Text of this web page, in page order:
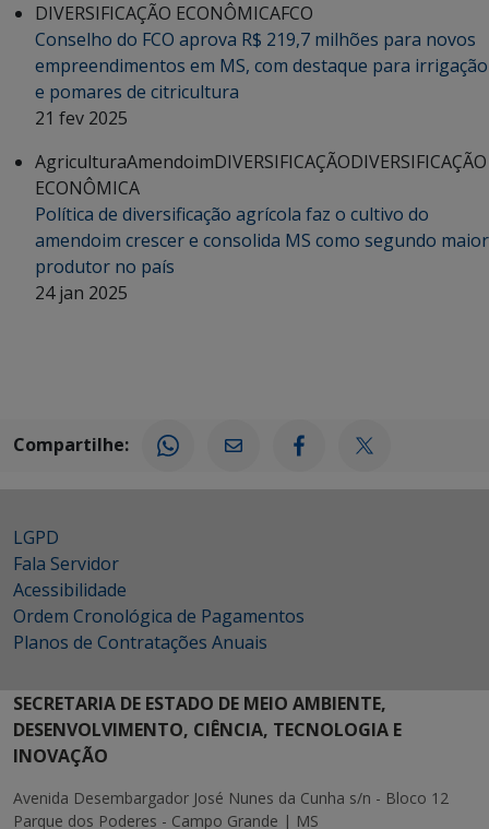
DIVERSIFICAÇÃO ECONÔMICAFCO
Conselho do FCO aprova R$ 219,7 milhões para novos
empreendimentos em MS, com destaque para irrigação
e pomares de citricultura
21 fev 2025
AgriculturaAmendoimDIVERSIFICAÇÃODIVERSIFICAÇÃO
ECONÔMICA
Política de diversificação agrícola faz o cultivo do
amendoim crescer e consolida MS como segundo maior
produtor no país
24 jan 2025
Compartilhe:
LGPD
Fala Servidor
Acessibilidade
Ordem Cronológica de Pagamentos
Planos de Contratações Anuais
SECRETARIA DE ESTADO DE MEIO AMBIENTE,
DESENVOLVIMENTO, CIÊNCIA, TECNOLOGIA E
INOVAÇÃO
Avenida Desembargador José Nunes da Cunha s/n - Bloco 12
Parque dos Poderes - Campo Grande | MS